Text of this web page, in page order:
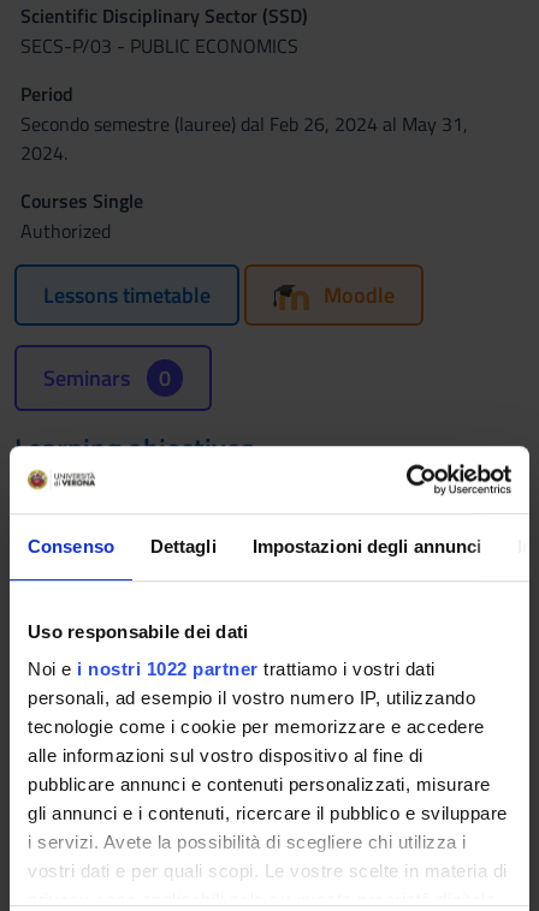
Consenso Dettagli Impostazioni degli annunci
Uso responsabile dei dati
Noi e i nostri 1022 partner trattiamo i vostri dati
personali, ad esempio il vostro numero IP, utilizzando
tecnologie come i cookie per memorizzare e accedere
alle informazioni sul vostro dispositivo al fine di
pubblicare annunci e contenuti personalizzati, misurare
gli annunci e i contenuti, ricercare il pubblico e sviluppare
i servizi. Avete la possibilità di scegliere chi utilizza i
vostri dati e per quali scopi. Le vostre scelte in materia di
Scientific Disciplinary Sector (SSD)
SECS-P/03 - PUBLIC ECONOMICS
Period
Secondo semestre (lauree) dal Feb 26, 2024 al May 31,
2024.
Courses Single
Authorized
Lessons timetable Moodle
Seminars 0
Learning objectives
The course aims to introduce students to the economic
analysis of taxation from an international perspective. The
main economic implications of taxation will be introduced,
including those on labour supply, savings and corporate
how the design of national tax policies is affected by the
increased mobility of factors in international markets.
Prerequisites and basic notions
A basic knowledge of microeconomics principles is
recommended.
Program
An introduction to the economic analysis of taxation: